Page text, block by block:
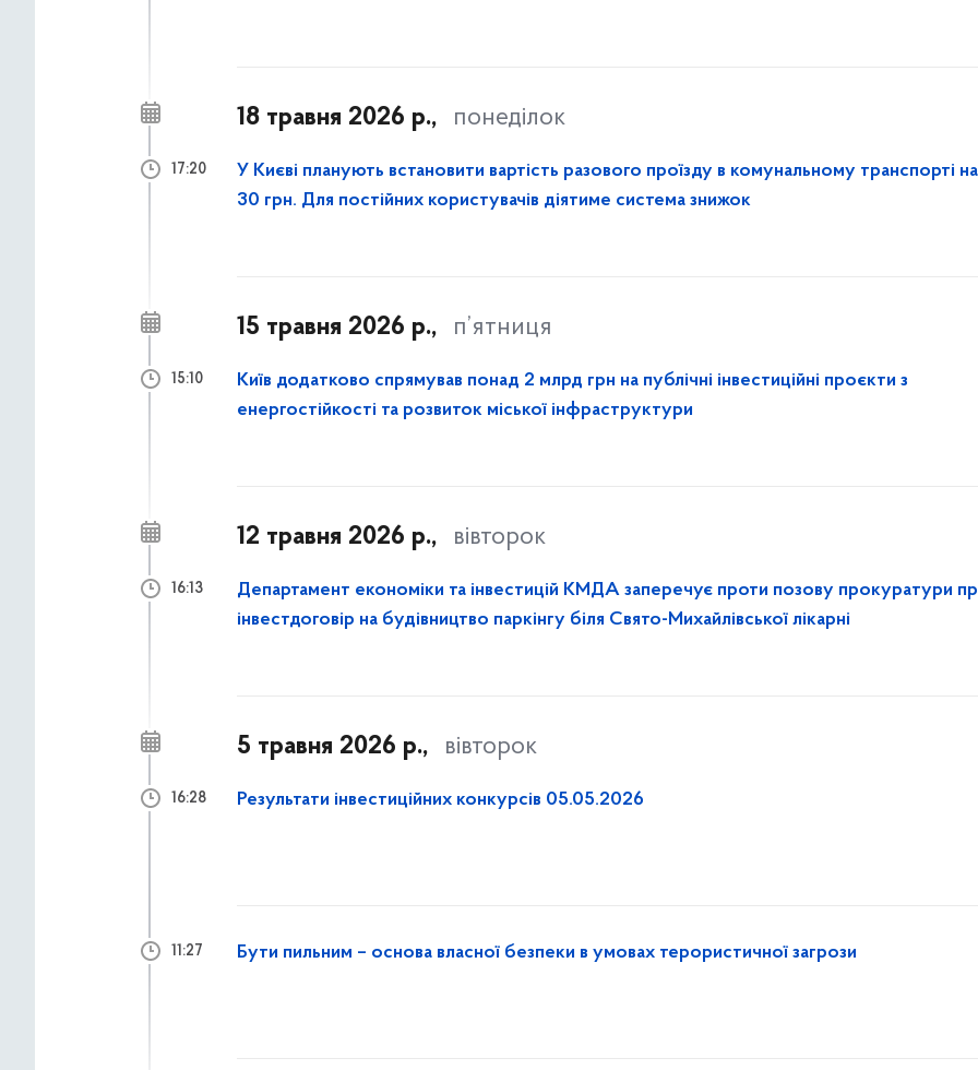
18 травня 2026 р., понеділок
У Києві планують встановити вартість разового проїзду в комунальному транспорті на
30 грн. Для постійних користувачів діятиме система знижок
17:20
15 травня 2026 р., п’ятниця
Київ додатково спрямував понад 2 млрд грн на публічні інвестиційні проєкти з
енергостійкості та розвиток міської інфраструктури
15:10
12 травня 2026 р., вівторок
Департамент економіки та інвестицій КМДА заперечує проти позову прокуратури
інвестдоговір на будівництво паркінгу біля Свято-Михайлівської лікарні
16:13
5 травня 2026 р., вівторок
Результати інвестиційних конкурсів 05.05.2026
16:28
Бути пильним – основа власної безпеки в умовах терористичної загрози
11:27